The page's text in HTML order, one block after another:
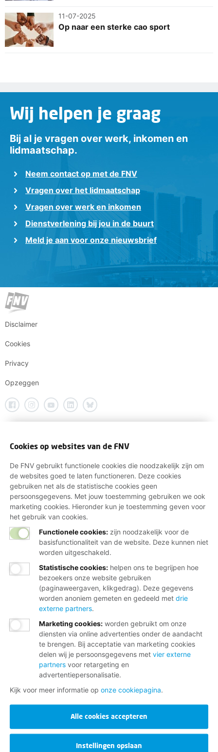
11-07-2025
Op naar een sterke cao sport
Wij helpen je graag
Bij al je vragen over werk, inkomen en
lidmaatschap.
Neem contact op met de FNV
Vragen over het lidmaatschap
Vragen over werk en inkomen
Dienstverlening bij jou in de buurt
Meld je aan voor onze nieuwsbrief
Disclaimer
Cookies
Privacy
Opzeggen
Cookies op websites van de FNV
De FNV gebruikt functionele cookies die noodzakelijk zijn om
de websites goed te laten functioneren. Deze cookies
gebruiken net als de statistische cookies geen
persoonsgegevens. Met jouw toestemming gebruiken we ook
marketing cookies. Hieronder kun je toestemming geven voor
het gebruik van cookies.
Functionele cookies: zijn noodzakelijk voor de
basisfunctionaliteit van de website. Deze kunnen niet
worden uitgeschakeld.
Statistische cookies: helpen ons te begrijpen hoe
bezoekers onze website gebruiken
(paginaweergaven, klikgedrag). Deze gegevens
worden anoniem gemeten en gedeeld met drie
externe partners.
Marketing cookies: worden gebruikt om onze
diensten via online advertenties onder de aandacht
te brengen. Bij acceptatie van marketing cookies
delen wij je persoonsgegevens met vier externe
partners voor retargeting en
advertentiepersonalisatie.
Kijk voor meer informatie op onze cookiepagina.
Alle cookies accepteren
Instellingen opslaan